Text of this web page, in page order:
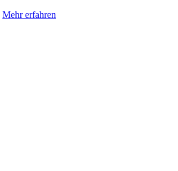
Mehr erfahren